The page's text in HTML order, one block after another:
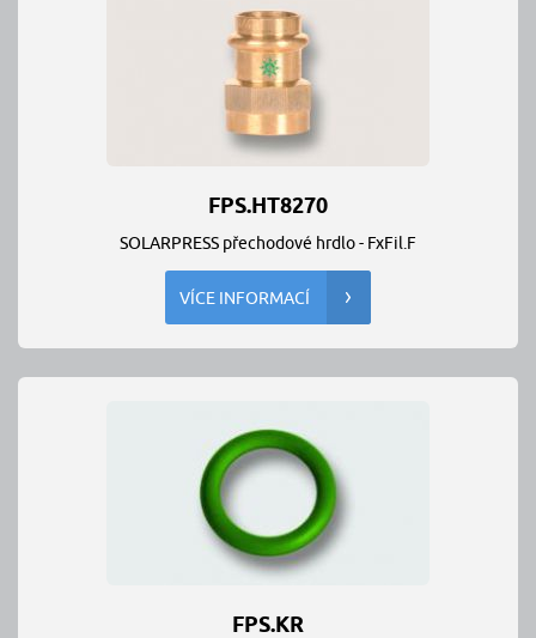
FPS.HT8270
SOLARPRESS přechodové hrdlo - FxFil.F
VÍCE INFORMACÍ
FPS.KR